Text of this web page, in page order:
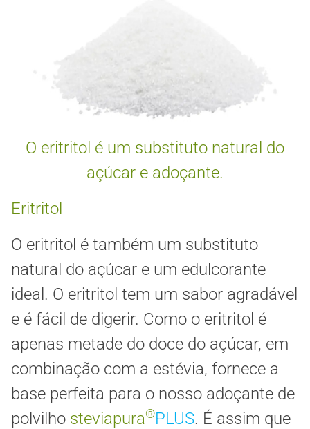
O eritritol é um substituto natural do
açúcar e adoçante.
Eritritol
O eritritol é também um substituto
natural do açúcar e um edulcorante
ideal. O eritritol tem um sabor agradável
e é fácil de digerir. Como o eritritol é
apenas metade do doce do açúcar, em
combinação com a estévia, fornece a
base perfeita para o nosso adoçante de
polvilho steviapura®PLUS. É assim que